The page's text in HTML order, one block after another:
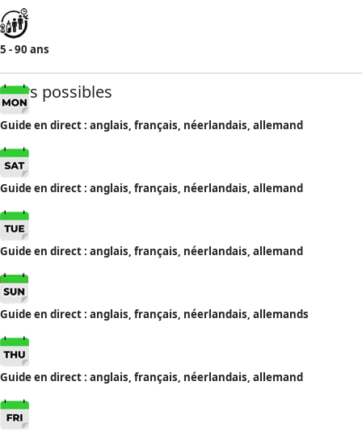
5 - 90 ans
Jours possibles
Guide en direct : anglais, français, néerlandais, allemand
Guide en direct : anglais, français, néerlandais, allemand
Guide en direct : anglais, français, néerlandais, allemand
Guide en direct : anglais, français, néerlandais, allemands
Guide en direct : anglais, français, néerlandais, allemand